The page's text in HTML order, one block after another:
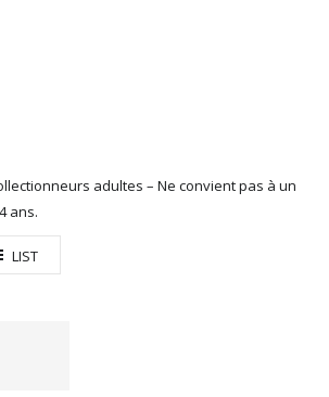
adultes – Ne convient pas à un
ans.
LIST